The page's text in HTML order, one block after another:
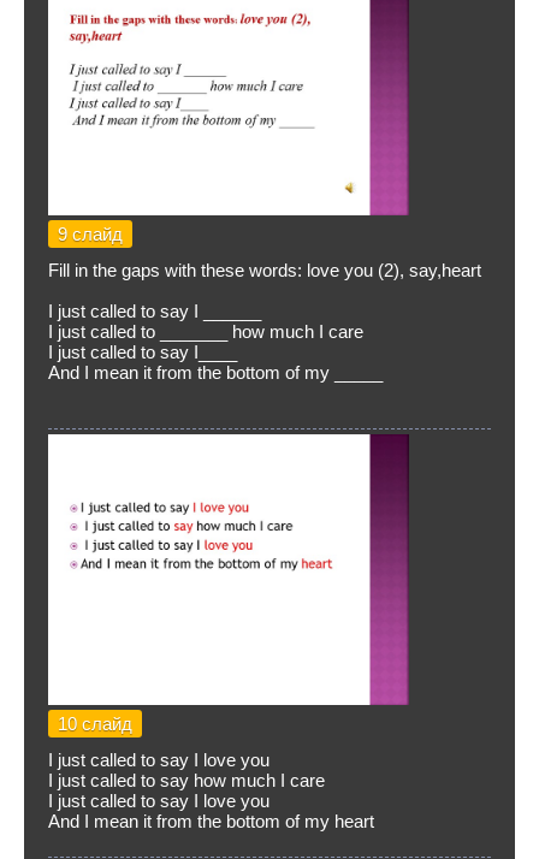
9 слайд
Fill in the gaps with these words: love you (2), say,heart
I just called to say I ______
I just called to _______ how much I care
I just called to say I____
And I mean it from the bottom of my _____
10 слайд
I just called to say I love you
I just called to say how much I care
I just called to say I love you
And I mean it from the bottom of my heart